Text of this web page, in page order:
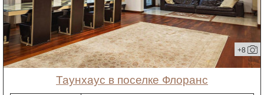
+8
таунхаус в поселке Флоранс